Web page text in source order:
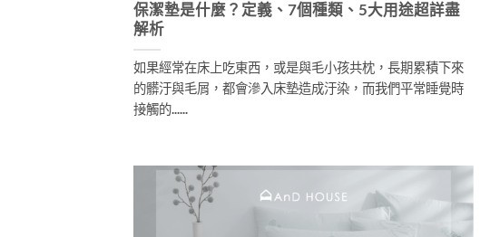
保潔墊是什麼？定義、7個種類、5大用途超詳盡
解析
如果經常在床上吃東西，或是與毛小孩共枕，長期累積下來
的髒汙與毛屑，都會滲入床墊造成汙染，而我們平常睡覺時
接觸的......